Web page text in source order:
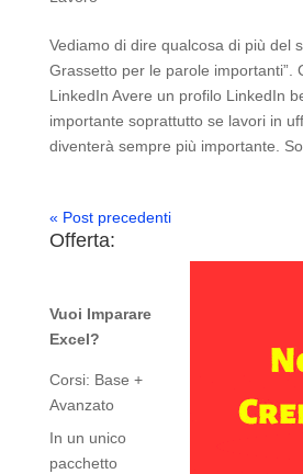
Vediamo di dire qualcosa di più del
Grassetto per le parole importanti”.
LinkedIn Avere un profilo LinkedIn
importante soprattutto se lavori in
diventerà sempre più importante.
« Post precedenti
Offerta:
Vuoi Imparare
Excel?
Corsi: Base +
Avanzato
In un unico
pacchetto